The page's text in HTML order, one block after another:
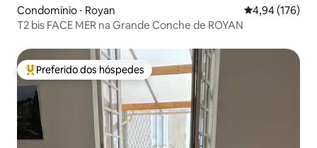
Condomínio ⋅ Royan 4,94 de uma
4,94 (176)
T2 bis FACE MER na Grande Conche de ROYAN
Entre os melhores preferidos dos hóspedes
Preferido dos hóspedes